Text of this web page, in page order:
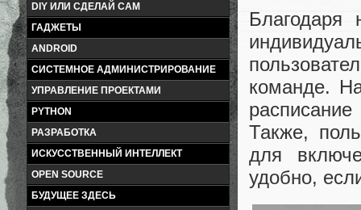
DIY ИЛИ СДЕЛАЙ САМ
ГАДЖЕТЫ
ANDROID
СИСТЕМНОЕ АДМИНИСТРИРОВАНИЕ
УПРАВЛЕНИЕ ПРОЕКТАМИ
PYTHON
РАЗРАБОТКА
ИСКУССТВЕННЫЙ ИНТЕЛЛЕКТ
OPEN SOURCE
БУДУЩЕЕ ЗДЕСЬ
Благодаря
команде.
Также,
для
удобно,